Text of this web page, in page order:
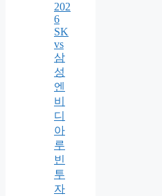
202
6
SK
vs
삼
성
엔
비
디
아
루
빈
투
자